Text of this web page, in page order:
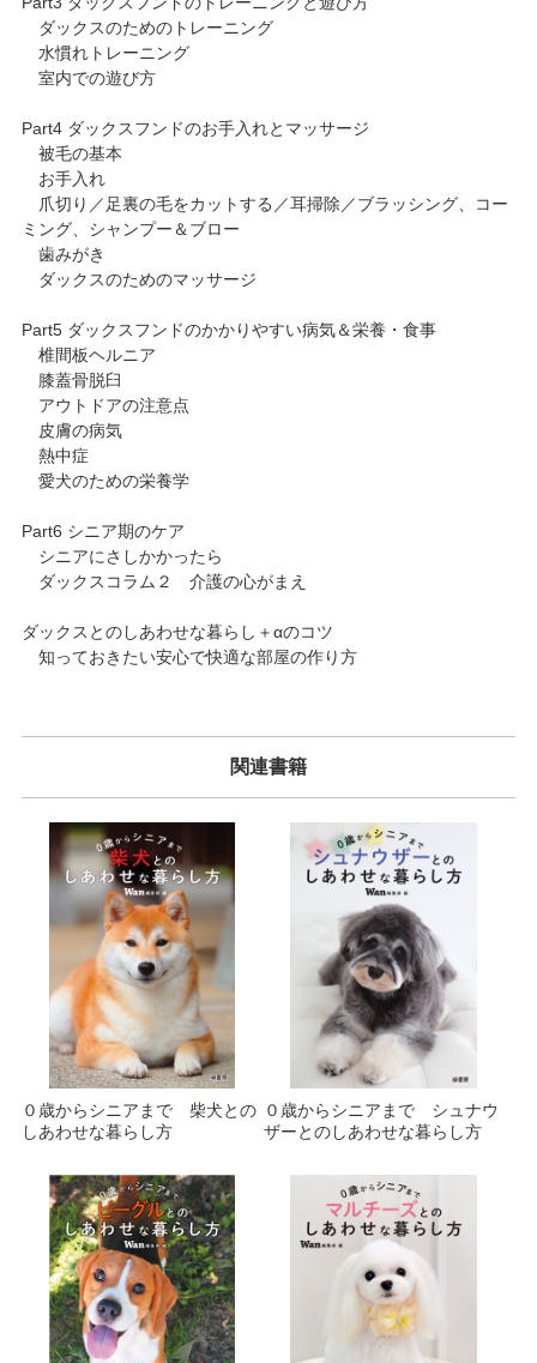
ダックスのためのトレーニング
水慣れトレーニング
室内での遊び方
Part4 ダックスフンドのお手入れとマッサージ
被毛の基本
お手入れ
爪切り／足裏の毛をカットする／耳掃除／ブラッシング、コー
ミング、シャンプー＆ブロー
歯みがき
ダックスのためのマッサージ
Part5 ダックスフンドのかかりやすい病気＆栄養・食事
椎間板ヘルニア
膝蓋骨脱臼
アウトドアの注意点
皮膚の病気
熱中症
愛犬のための栄養学
Part6 シニア期のケア
シニアにさしかかったら
ダックスコラム２ 介護の心がまえ
ダックスとのしあわせな暮らし＋αのコツ
知っておきたい安心で快適な部屋の作り方
関連書籍
０歳からシニアまで 柴犬との
しあわせな暮らし方
０歳からシニアまで シュナウ
ザーとのしあわせな暮らし方